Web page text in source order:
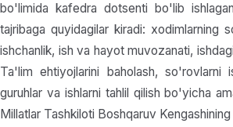
bo'limida kafedra dotsenti bo'lib
tajribaga quyidagilar kiradi: xodimlarning
ishchanlik, ish va hayot muvozanati,
Ta'lim ehtiyojlarini baholash, so'rovlarni
guruhlar va ishlarni tahlil qilish bo'yicha
Millatlar Tashkiloti Boshqaruv